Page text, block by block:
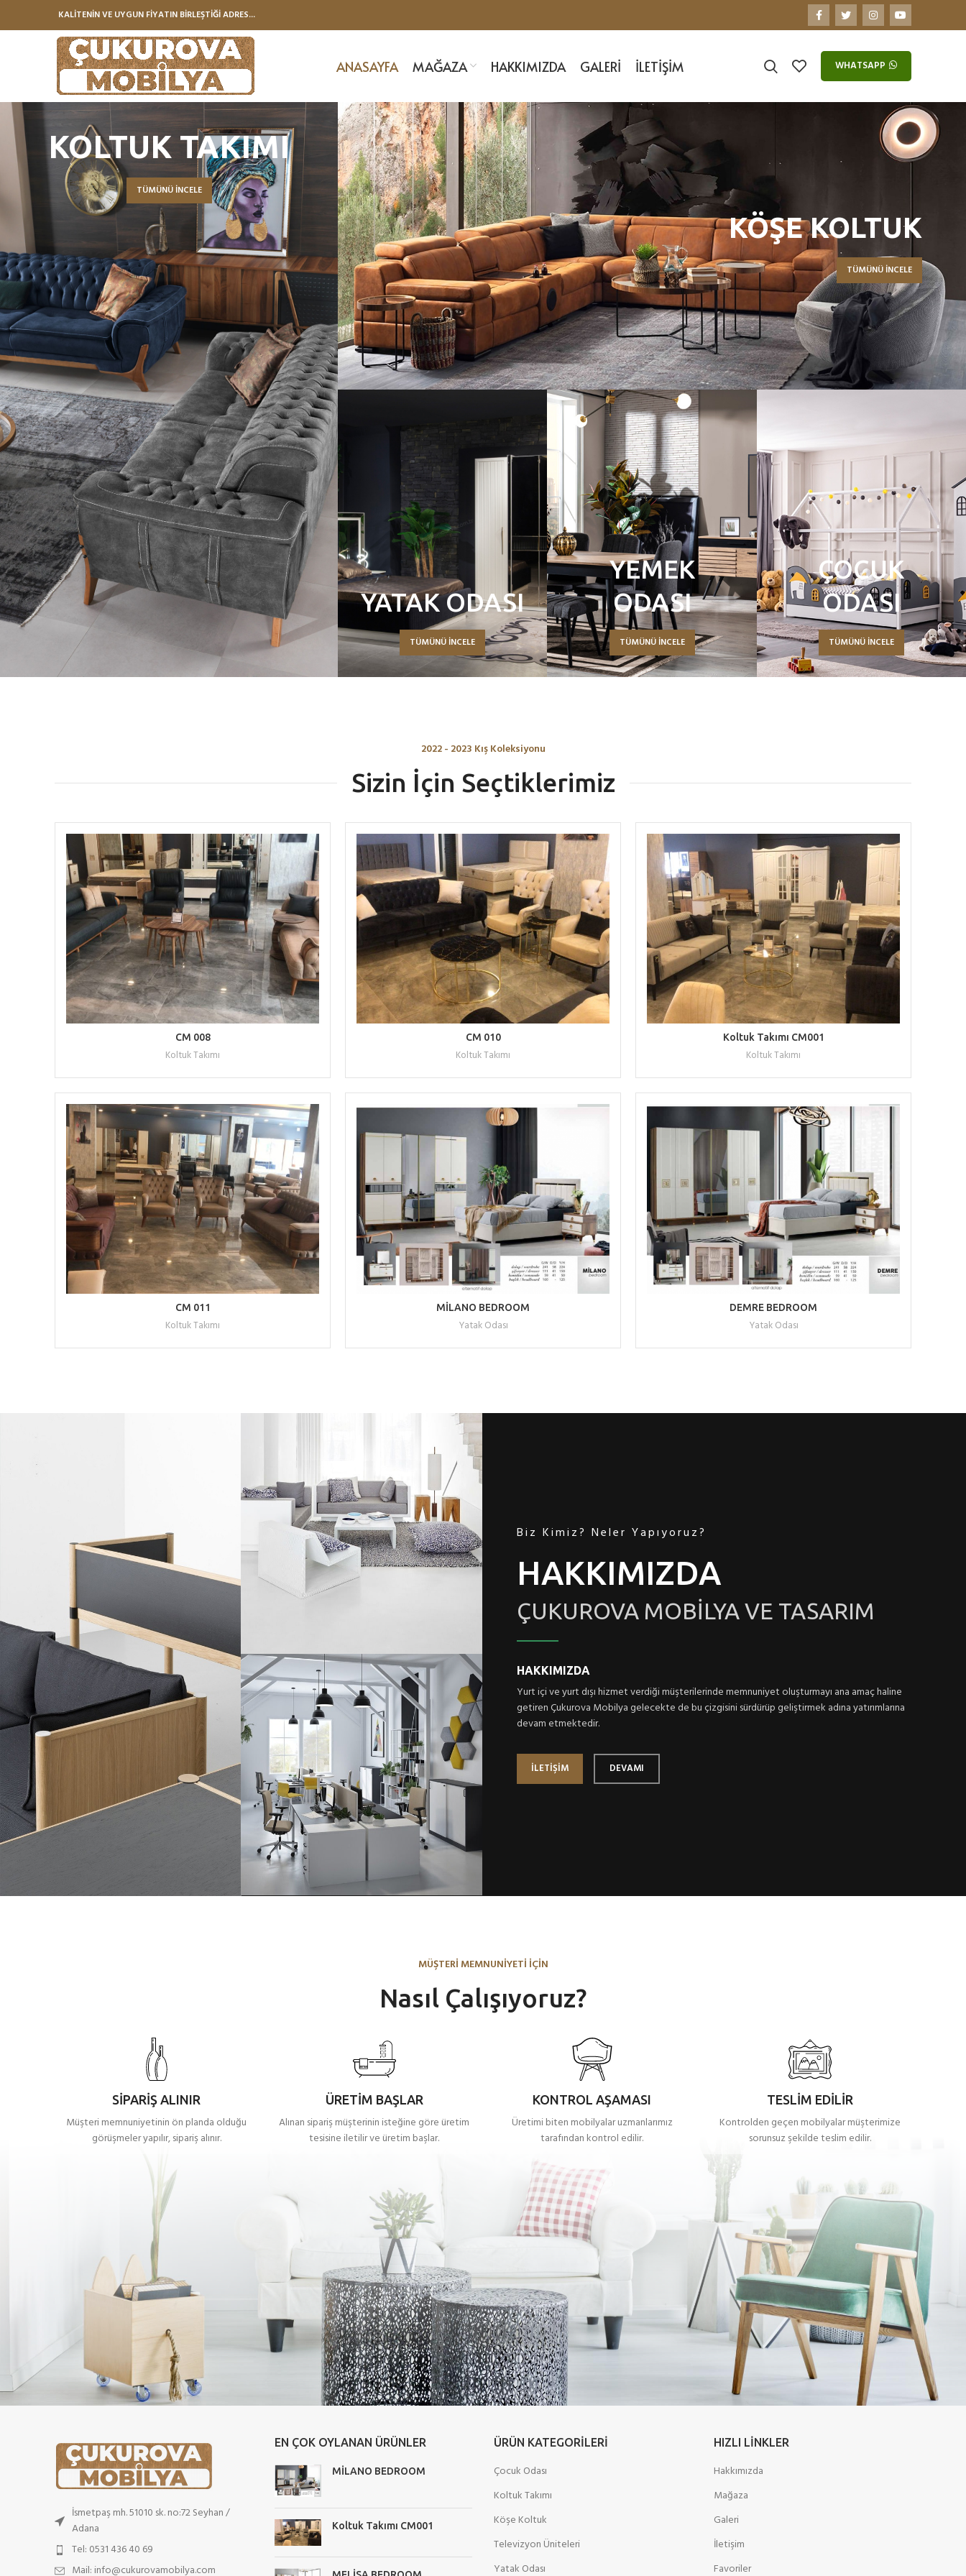
KALİTENİN VE UYGUN FİYATIN BİRLEŞTİĞİ ADRES...
ANASAYFA MAĞAZA HAKKIMIZDA GALERI İLETIŞIM WHATSAPP
KOLTUK TAKIMI
TÜMÜNÜ İNCELE
KÖŞE KOLTUK
TÜMÜNÜ İNCELE
YATAK ODASI
TÜMÜNÜ İNCELE
YEMEK
ODASI
TÜMÜNÜ İNCELE
ÇOCUK
ODASI
TÜMÜNÜ İNCELE
2022 - 2023 Kış Koleksiyonu
Sizin İçin Seçtiklerimiz
WHATSAPP ILE TEKLIF AL
CM 008
Koltuk Takımı
WHATSAPP ILE TEKLIF AL
CM 010
Koltuk Takımı
WHATSAPP ILE TEKLIF AL
Koltuk Takımı CM001
Koltuk Takımı
WHATSAPP ILE TEKLIF AL
CM 011
Koltuk Takımı
READ MORE
MİLANO BEDROOM
Yatak Odası
READ MORE
DEMRE BEDROOM
Yatak Odası
Biz Kimiz? Neler Yapıyoruz?
HAKKIMIZDA
ÇUKUROVA MOBİLYA VE TASARIM
HAKKIMIZDA
Yurt içi ve yurt dışı hizmet verdiği müşterilerinde memnuniyet oluşturmayı ana amaç haline
getiren Çukurova Mobilya gelecekte de bu çizgisini sürdürüp geliştirmek adına yatırımlarına
devam etmektedir.
İLETİŞİM DEVAMI
MÜŞTERİ MEMNUNİYETİ İÇİN
Nasıl Çalışıyoruz?
SİPARİŞ ALINIR
Müşteri memnuniyetinin ön planda olduğu
görüşmeler yapılır, sipariş alınır.
ÜRETİM BAŞLAR
Alınan sipariş müşterinin isteğine göre üretim
tesisine iletilir ve üretim başlar.
KONTROL AŞAMASI
Üretimi biten mobilyalar uzmanlarımız
tarafından kontrol edilir.
TESLİM EDİLİR
Kontrolden geçen mobilyalar müşterimize
sorunsuz şekilde teslim edilir.
İsmetpaş mh. 51010 sk. no:72 Seyhan /
Adana
Tel: 0531 436 40 69
Mail: info@cukurovamobilya.com
EN ÇOK OYLANAN ÜRÜNLER
MİLANO BEDROOM
Koltuk Takımı CM001
ÜRÜN KATEGORILERI
Çocuk Odası
Koltuk Takımı
Köşe Koltuk
Televizyon Üniteleri
Yatak Odası
HIZLI LINKLER
Hakkımızda
Mağaza
Galeri
İletişim
Favoriler